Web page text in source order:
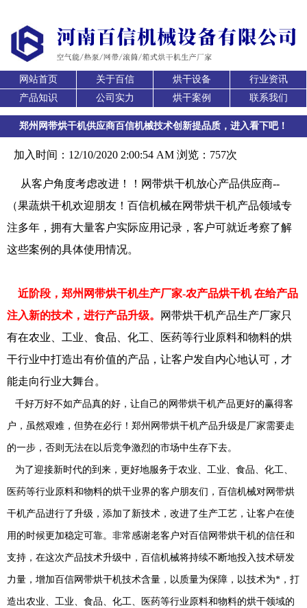
网站首页 关于百信 烘干设备
行业资讯
产品知识
公司实力 烘干案例 联系我们
郑州网带烘干机供应商百信机械技术创新提品质，进入看下吧！
加入时间：12/10/2020 2:00:54 AM 浏览：757次
从客户角度考虑改进！！网带烘干机放心产品供应商--
（果蔬烘干机欢迎朋友！百信机械在网带烘干机产品领域专
注多年，拥有大量客户实际应用记录，客户可就近考察了解
这些案例的具体使用情况。
近阶段，郑州网带烘干机生产厂家-农产品烘干机 在给产品
注入新的技术，进行产品升级。
网带烘干机产品生产厂家只
有在农业、工业、食品、化工、医药等行业原料和物料的烘
干行业中打造出有价值的产品，让客户发自内心地认可，才
能走向行业大舞台。
千好万好不如产品真的好，让自己的网带烘干机产品更好的赢得客
户，虽然艰难，但势在必行！郑州网带烘干机产品升级是厂家需要走
的一步，否则无法在以后竞争激烈的市场中生存下去。
为了迎接新时代的到来，更好地服务于农业、工业、食品、化工、
医药等行业原料和物料的烘干业界的客户朋友们，百信机械对网带烘
干机产品进行了升级，添加了新技术，改进了生产工艺，让客户在使
用的时候更加稳定可靠。非常感谢老客户对百信网带烘干机的信任和
支持，在这次产品技术升级中，百信机械将持续不断地投入技术研发
力量，增加百信网带烘干机技术含量，以质量为保障，以技术为*，打
造出农业、工业、食品、化工、医药等行业原料和物料的烘干领域的